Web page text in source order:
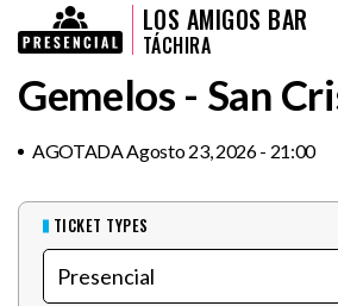
LOS AMIGOS BAR
TÁCHIRA
Gemelos - San
AGOTADA Agosto 23, 2026 - 21:00
TICKET TYPES